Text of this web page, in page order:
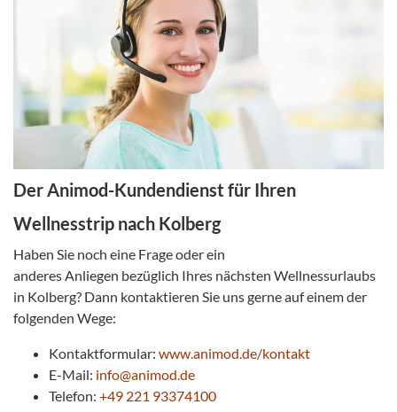
Der Animod-Kundendienst für Ihren
Wellnesstrip nach Kolberg
Haben Sie noch eine Frage oder ein
anderes Anliegen bezüglich Ihres nächsten Wellnessurlaubs
in Kolberg? Dann kontaktieren Sie uns gerne auf einem der
folgenden Wege:
Kontaktformular: www.animod.de/kontakt
E-Mail: info@animod.de
Telefon: +49 221 93374100